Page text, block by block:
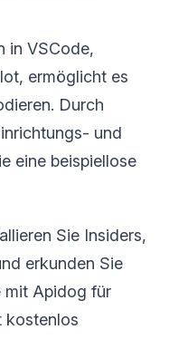
in VSCode,
ermöglicht es
Durch
und
eine beispiellose
Sie Insiders,
erkunden Sie
mit Apidog für
kostenlos